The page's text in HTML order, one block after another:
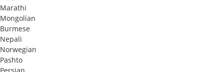
Marathi
Mongolian
Burmese
Nepali
Norwegian
Pashto
Persian